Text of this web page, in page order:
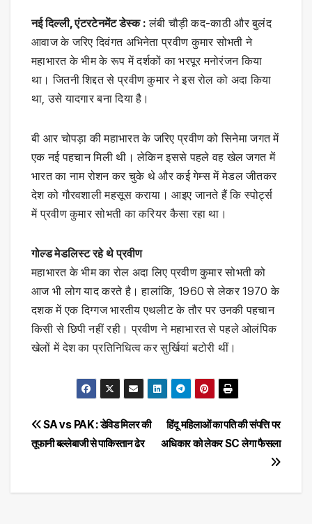
नई दिल्ली, एंटरटेनमेंट डेस्क :लंबी चौड़ी कद-काठी और बुलंद
आवाज के जरिए दिवंगत अभिनेता प्रवीण कुमार सोभती ने
महाभारत के भीम के रूप में दर्शकों का भरपूर मनोरंजन किया
था। जितनी शिद्दत से प्रवीण कुमार ने इस रोल को अदा किया
था, उसे यादगार बना दिया है।
बी आर चोपड़ा की महाभारत के जरिए प्रवीण को सिनेमा जगत में
एक नई पहचान मिली थी। लेकिन इससे पहले वह खेल जगत में
भारत का नाम रोशन कर चुके थे और कई गेम्स में मेडल जीतकर
देश को गौरवशाली महसूस कराया। आइए जानते हैं कि स्पोर्ट्स
में प्रवीण कुमार सोभती का करियर कैसा रहा था।
गोल्ड मेडलिस्ट रहे थे प्रवीण
महाभारत के भीम का रोल अदा लिए प्रवीण कुमार सोभती को
आज भी लोग याद करते है। हालांकि, 1960 से लेकर 1970 के
दशक में एक दिग्गज भारतीय एथलीट के तौर पर उनकी पहचान
किसी से छिपी नहीं रही। प्रवीण ने महाभारत से पहले ओलंपिक
खेलों में देश का प्रतिनिधित्व कर सुर्खियां बटोरी थीं।
Post
navigation
हिंदू महिलाओं का पति की संपत्ति पर
अधिकार को लेकर SC लेगा फैसला
SA vs PAK : डेविड मिलर की
तूफानी बल्लेबाजी से पाकिस्‍तान ढेर